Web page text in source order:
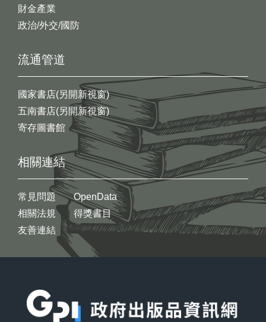
財金產業
政治/外交/國防
流通管道
國家書店(另開新視窗)
五南書店(另開新視窗)
寄存圖書館
相關連結
常見問題
相關法規
友善連結
OpenData
得獎書目